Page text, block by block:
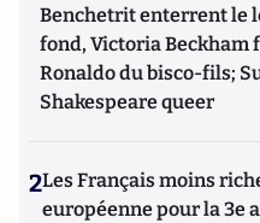
Benchetrit enterrent le
fond, Victoria
Ronaldo du bisco-fils;
Shakespeare queer
2Les Français moins
européenne pour la 3e